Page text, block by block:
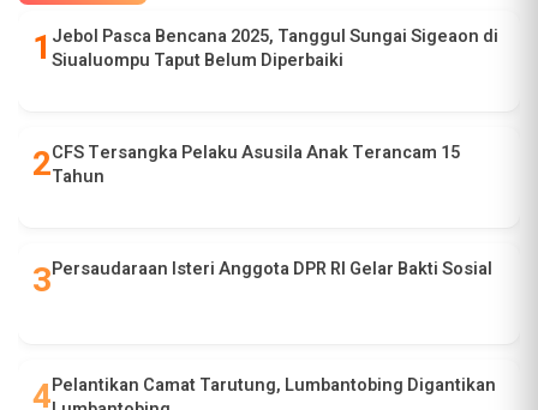
Jebol Pasca Bencana 2025, Tanggul Sungai Sigeaon di
Siualuompu Taput Belum Diperbaiki
CFS Tersangka Pelaku Asusila Anak Terancam 15
Tahun
Persaudaraan Isteri Anggota DPR RI Gelar Bakti Sosial
Pelantikan Camat Tarutung, Lumbantobing Digantikan